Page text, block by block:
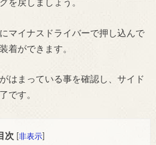
を戻しましょう。
マイナスドライバーで押し込んで
着ができます。
はまっている事を確認し、サイド
です。
次 [非表示